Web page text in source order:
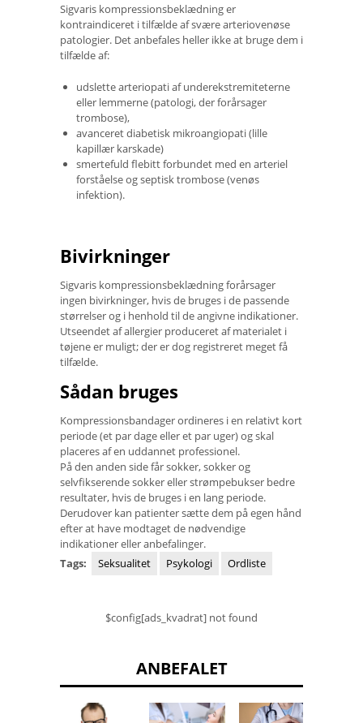
Sigvaris kompressionsbeklædning er
kontraindiceret i tilfælde af svære arteriovenøse
patologier. Det anbefales heller ikke at bruge dem i
tilfælde af:
udslette arteriopati af underekstremiteterne
eller lemmerne (patologi, der forårsager
trombose),
avanceret diabetisk mikroangiopati (lille
kapillær karskade)
smertefuld flebitt forbundet med en arteriel
forståelse og septisk trombose (venøs
infektion).
Bivirkninger
Sigvaris kompressionsbeklædning forårsager
ingen bivirkninger, hvis de bruges i de passende
størrelser og i henhold til de angivne indikationer.
Utseendet af allergier produceret af materialet i
tøjene er muligt; der er dog registreret meget få
tilfælde.
Sådan bruges
Kompressionsbandager ordineres i en relativt kort
periode (et par dage eller et par uger) og skal
placeres af en uddannet professionel.
På den anden side får sokker, sokker og
selvfikserende sokker eller strømpebukser bedre
resultater, hvis de bruges i en lang periode.
Derudover kan patienter sætte dem på egen hånd
efter at have modtaget de nødvendige
indikationer eller anbefalinger.
Tags:
Seksualitet Psykologi Ordliste
$config[ads_kvadrat] not found
ANBEFALET